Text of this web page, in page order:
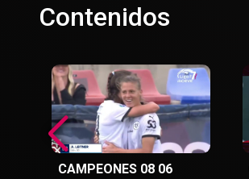
Contenidos
CAMPEONES 08 06